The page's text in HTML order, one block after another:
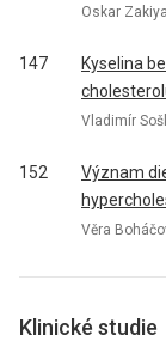
Oskar
147
Kyselina
Vladimír
152
Význam
Věra
Klinické studie